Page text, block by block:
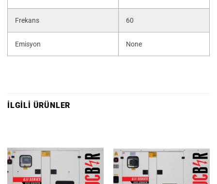
Frekans 60
Emisyon None
İLGILI ÜRÜNLER